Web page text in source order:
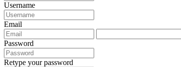
Username
Email
Password
Retype your password